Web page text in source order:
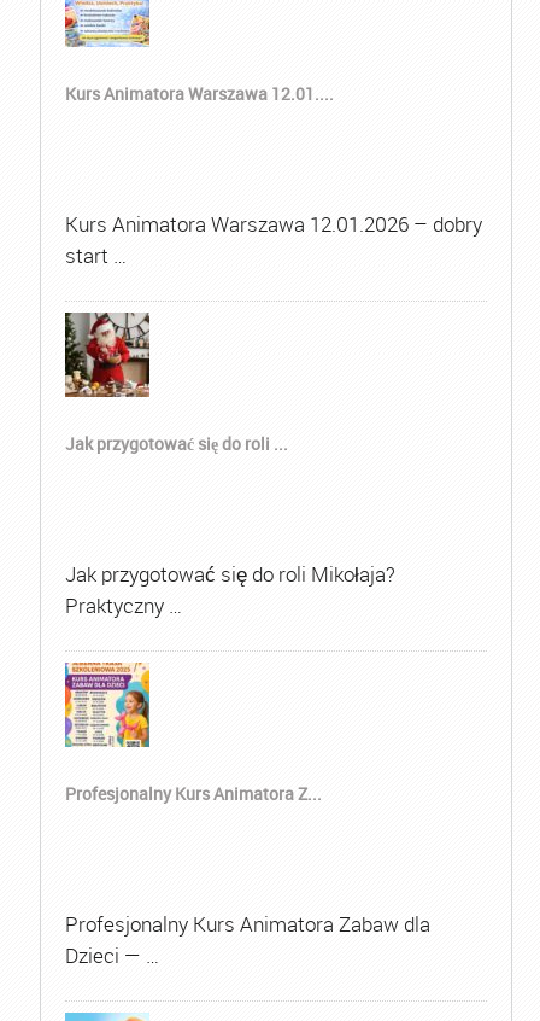
Kurs Animatora Warszawa 12.01....
Kurs Animatora Warszawa 12.01.2026 – dobry
start …
Jak przygotować się do roli ...
Jak przygotować się do roli Mikołaja?
Praktyczny …
Profesjonalny Kurs Animatora Z...
Profesjonalny Kurs Animatora Zabaw dla
Dzieci — …